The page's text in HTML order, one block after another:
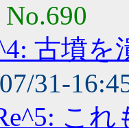
No.690
古墳
31-
こ